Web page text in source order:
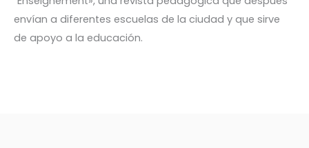
envían a diferentes escuelas de la ciudad y que sirve
de apoyo a la educación.